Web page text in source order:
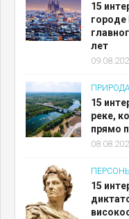
15
городе
лет
15
реке,
прямо
ПЕРСОНЫ
15